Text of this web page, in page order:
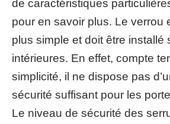
de caractéristiques
pour en savoir plus. Le verrou
plus simple et doit être installé
intérieures. En effet, compte
simplicité, il ne dispose pas
sécurité suffisant pour les
Le niveau de sécurité des